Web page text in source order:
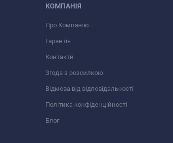
КОМПАНІЯ
Про Компанію
Гарантія
Контакти
Згода з розсилкою
Відмова від відповідальності
Політика конфіденційності
Блог